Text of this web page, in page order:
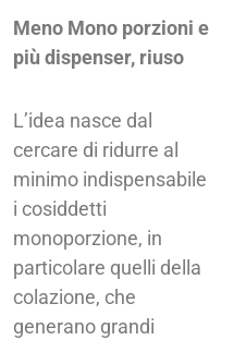
Meno Mono porzioni e
più dispenser, riuso
L’idea nasce dal
cercare di ridurre al
minimo indispensabile
i cosiddetti
monoporzione, in
particolare quelli della
colazione, che
generano grandi